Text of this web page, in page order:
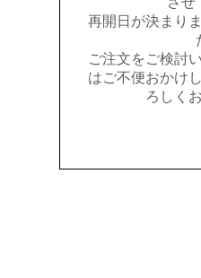
再開日が決まり
ご注文をご検討
はご不便おかけ
ろしく